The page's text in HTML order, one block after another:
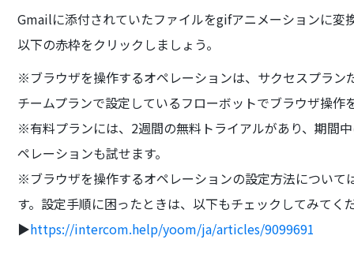
Gmailに添付されていたファイルをgifアニメーションに変
以下の赤枠をクリックしましょう。
※ブラウザを操作するオペレーションは、サクセスプラン
チームプランで設定しているフローボットでブラウザ操
※有料プランには、2週間の無料トライアルがあり、期間
ペレーションも試せます。
※ブラウザを操作するオペレーションの設定方法につい
す。設定手順に困ったときは、以下もチェックしてみてく
▶https://intercom.help/yoom/ja/articles/9099691